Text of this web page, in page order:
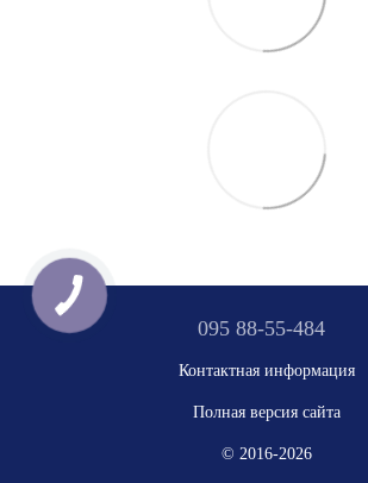
095 88-55-484
Контактная информация
Полная версия сайта
© 2016-2026